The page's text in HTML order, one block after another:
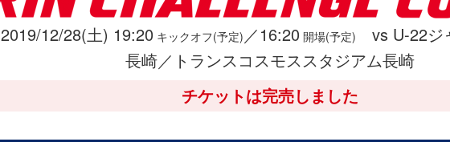
2019/12/28(土) 19:20 キックオフ(予定) ／16:20 開場(予定)
vs U-22ジ
長崎／トランスコスモススタジアム長崎
チケットは完売しました